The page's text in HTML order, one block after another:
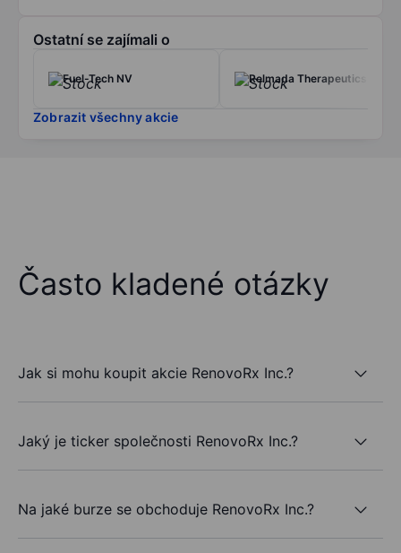
Ostatní se zajímali o
Fuel-Tech NV Relmada Therapeutics Inc.
Zobrazit všechny akcie
Často kladené otázky
Jak si mohu koupit akcie RenovoRx Inc.?
Jaký je ticker společnosti RenovoRx Inc.?
Na jaké burze se obchoduje RenovoRx Inc.?